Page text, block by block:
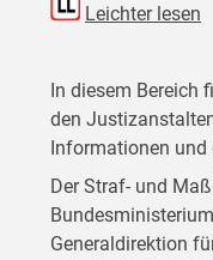
Leichter lesen
In diesem Bereich
den
Informationen und
Der Straf- und
Generaldirektion